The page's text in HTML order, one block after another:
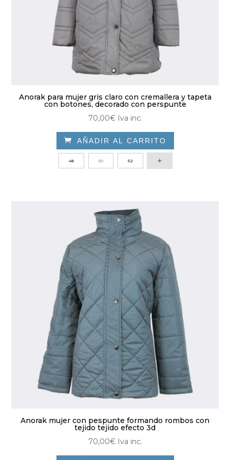
Anorak para mujer gris claro con cremallera y tapeta
con botones, decorado con perspunte
70,00€ Iva inc.
 AÑADIR AL CARRITO
Este
producto
variantes.
Las
opciones
se
pueden
elegir
en
la
página
de
producto
48 50 52
Anorak mujer con pespunte formando rombos con
tejido tejido efecto 3d
70,00€ Iva inc.